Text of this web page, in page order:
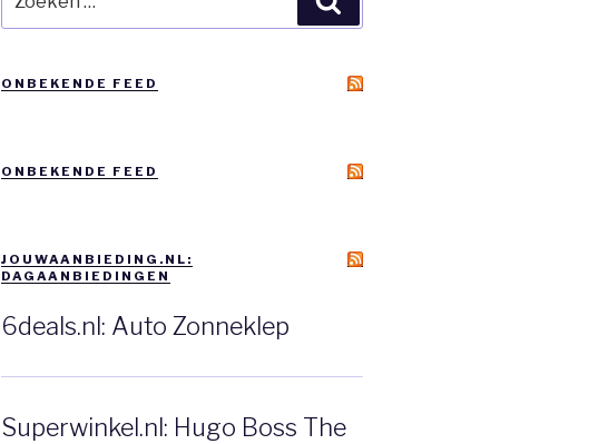
naar:
ONBEKENDE FEED
ONBEKENDE FEED
JOUWAANBIEDING.NL:
DAGAANBIEDINGEN
6deals.nl: Auto Zonneklep
Superwinkel.nl: Hugo Boss The